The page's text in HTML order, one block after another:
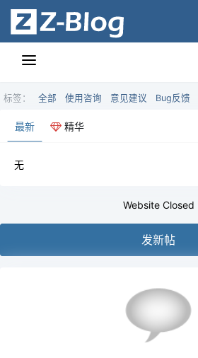
标签： 全部 使用咨询 意见建议 Bug反馈
最新 精华
无
Website Closed
发新帖